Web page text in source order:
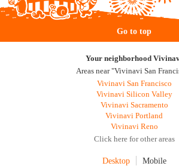
Go to top
Your neighborhood
Areas near "Vivinavi San
Vivinavi San Francisco
Vivinavi Silicon Valley
Vivinavi Sacramento
Vivinavi Portland
Vivinavi Reno
Click here for other areas
Desktop Mobile